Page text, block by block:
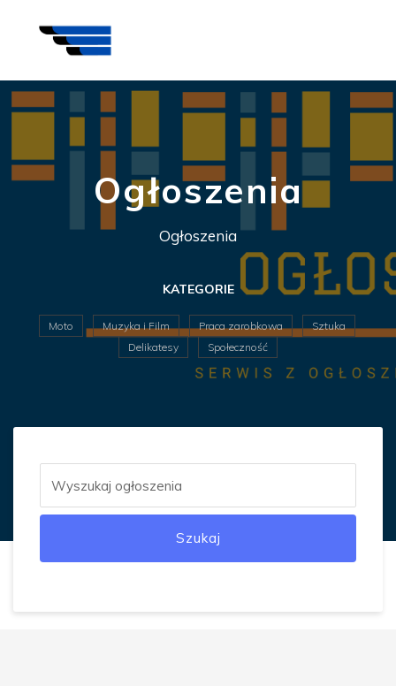
Ogłoszenia
Ogłoszenia
KATEGORIE
Moto Muzyka i Film Praca zarobkowa
Sztuka
Delikatesy
Społeczność
Szukaj